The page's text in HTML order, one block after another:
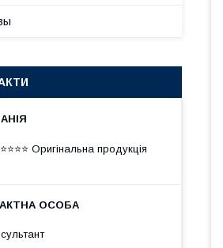
Оригінальна продукція